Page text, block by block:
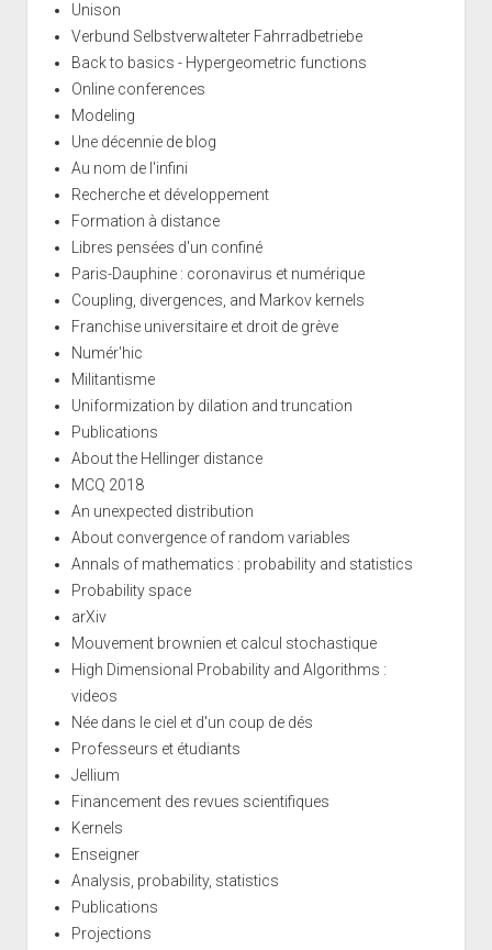
Unison
Verbund Selbstverwalteter Fahrradbetriebe
Back to basics - Hypergeometric functions
Online conferences
Modeling
Une décennie de blog
Au nom de l'infini
Recherche et développement
Formation à distance
Libres pensées d'un confiné
Paris-Dauphine : coronavirus et numérique
Coupling, divergences, and Markov kernels
Franchise universitaire et droit de grève
Numér'hic
Militantisme
Uniformization by dilation and truncation
Publications
About the Hellinger distance
MCQ 2018
An unexpected distribution
About convergence of random variables
Annals of mathematics : probability and statistics
Probability space
arXiv
Mouvement brownien et calcul stochastique
High Dimensional Probability and Algorithms :
videos
Née dans le ciel et d'un coup de dés
Professeurs et étudiants
Jellium
Financement des revues scientifiques
Kernels
Enseigner
Analysis, probability, statistics
Publications
Projections